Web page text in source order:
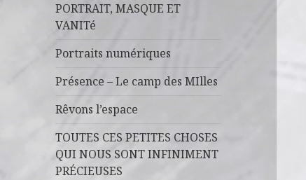
PORTRAIT, MASQUE ET
VANITé
Portraits numériques
Présence – Le camp des MIlles
Rêvons l’espace
TOUTES CES PETITES CHOSES
QUI NOUS SONT INFINIMENT
PRÉCIEUSES